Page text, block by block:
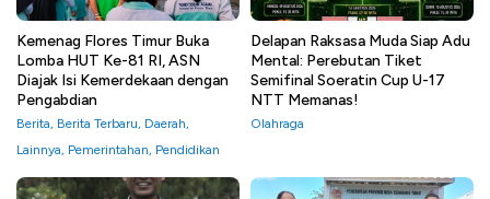
Kemenag Flores Timur Buka
Lomba HUT Ke-81 RI, ASN
Diajak Isi Kemerdekaan dengan
Pengabdian
Berita, Berita Terbaru, Daerah,
Lainnya, Pemerintahan, Pendidikan
Delapan Raksasa Muda Siap Adu
Mental: Perebutan Tiket
Semifinal Soeratin Cup U-17
NTT Memanas!
Olahraga